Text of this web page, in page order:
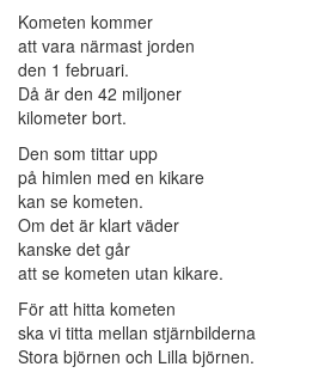
Kometen kommer
att vara närmast jorden
den 1 februari.
Då är den 42 miljoner
kilometer bort.
Den som tittar upp
på himlen med en kikare
kan se kometen.
Om det är klart väder
kanske det går
att se kometen utan kikare.
För att hitta kometen
ska vi titta mellan stjärnbilderna
Stora björnen och Lilla björnen.